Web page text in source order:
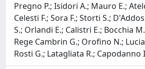
Pregno P.; Isidori A.; Mauro E.;
Celesti F.; Sora F.; Storti S.;
S.; Orlandi E.; Calistri E.; Bocchia
Rege Cambrin G.; Orofino N.;
Rosti G.; Latagliata R.; Capodanno